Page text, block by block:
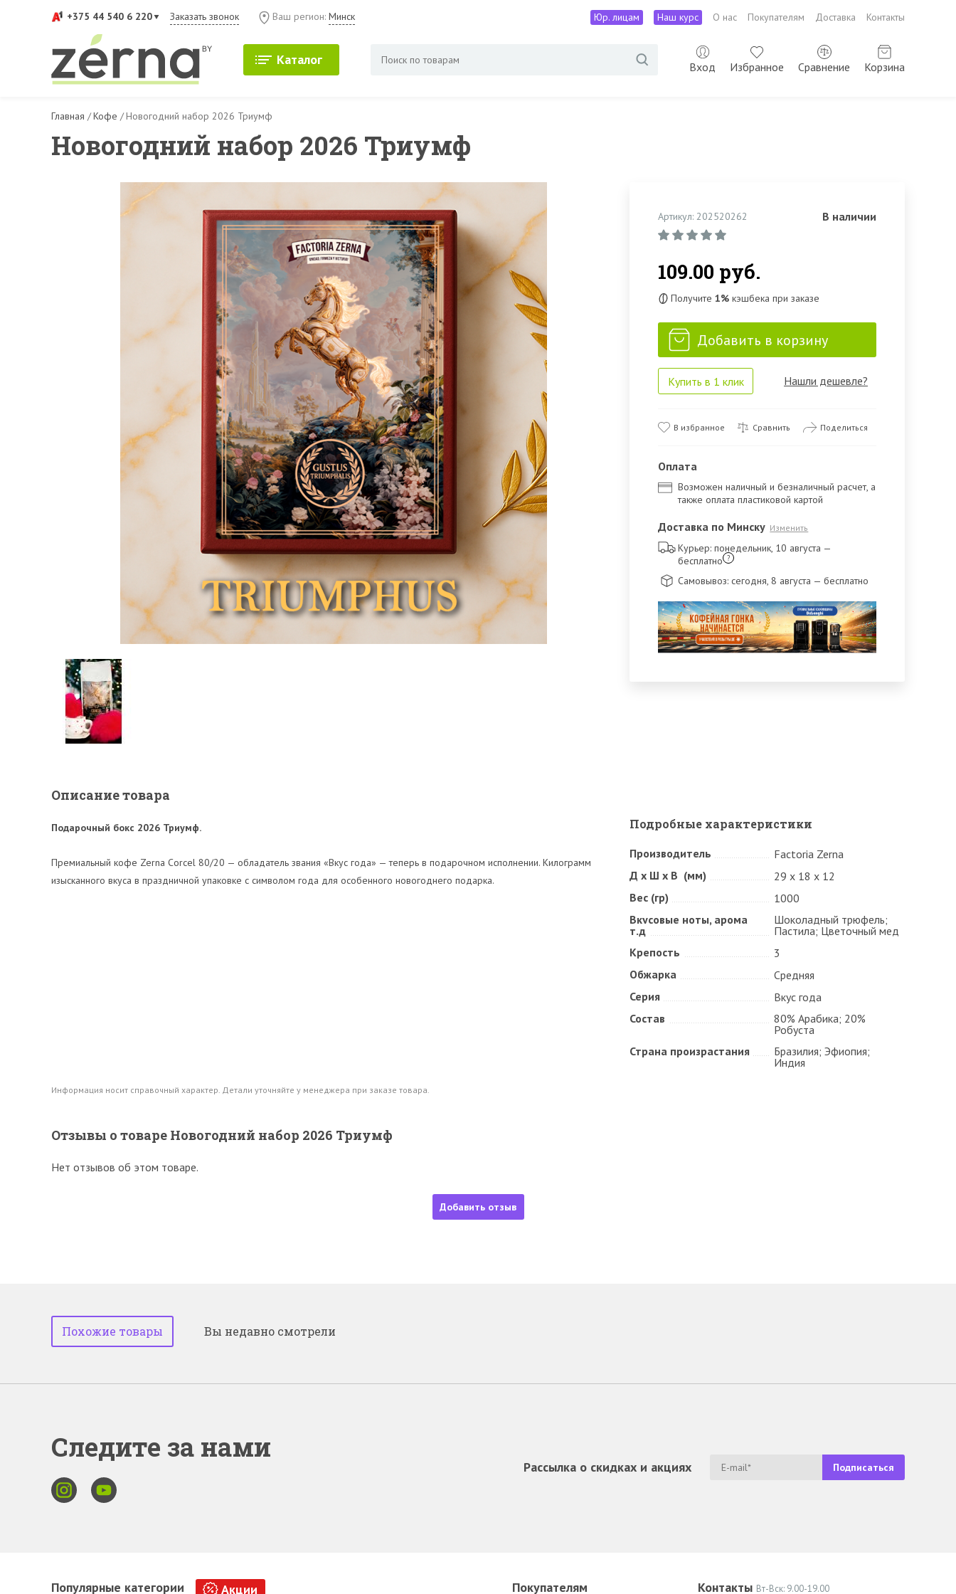
+375 44 540 6 220 Заказать звонок Ваш регион: Минск Юр. лицам Наш курс О нас Покупателям Доставка Контакты
Каталог Вход Избранное Сравнение Корзина
Главная /Кофе /Новогодний набор 2026 Триумф
Новогодний набор 2026 Триумф
Артикул: 202520262 В наличии
109.00 руб.
Получите1%кэшбека при заказе
Добавить в корзину
Купить в 1 клик Нашли дешевле?
В избранное Сравнить Поделиться
Оплата
Возможен наличный и безналичный расчет, а
также оплата пластиковой картой
Доставка по Минску Изменить
Курьер: понедельник, 10 августа —
бесплатно ?
Самовывоз: сегодня, 8 августа — бесплатно
Описание товара
Подарочный бокс 2026 Триумф.
Премиальный кофе Zerna Corcel 80/20 — обладатель звания «Вкус года» — теперь в подарочном исполнении. Килограмм
изысканного вкуса в праздничной упаковке с символом года для особенного новогоднего подарка.
Подробные характеристики
Производитель
Factoria Zerna
Д х Ш х В (мм)
29 х 18 х 12
Вес (гр)
1000
Вкусовые ноты, арома
т.д
Шоколадный трюфель;
Пастила; Цветочный мед
Крепость
3
Обжарка
Средняя
Серия
Вкус года
Состав
80% Арабика; 20%
Робуста
Страна произрастания
Бразилия; Эфиопия;
Индия
Информация носит справочный характер. Детали уточняйте у менеджера при заказе товара.
Отзывы о товаре Новогодний набор 2026 Триумф
Нет отзывов об этом товаре.
Добавить отзыв
Похожие товары Вы недавно смотрели
Следите за нами
Рассылка о скидках и акциях
Популярные категории Акции Покупателям Контакты Вт-Вск: 9.00-19.00